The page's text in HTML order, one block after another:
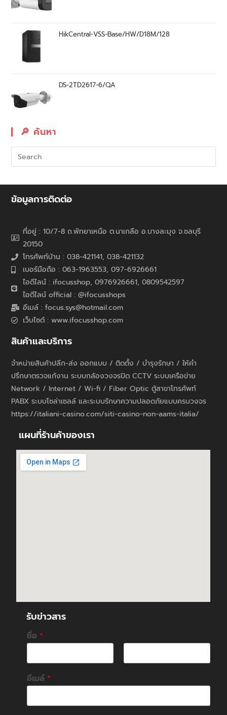
HikCentral-VSS-Base/HW/D18M/128
DS-2TD2617-6/QA
🔎︎ ค้นหา
ข้อมูลการติดต่อ
ที่อยู่ : 10/7-8 ถ.พัทยาเหนือ ต.นาเกลือ อ.บางละมุง จ.ชลบุรี
20150
โทรศัพท์บ้าน : 038-421141, 038-421132
เบอร์มือถือ : 063-1963553, 097-6926661
ไอดีไลน์ : ifocusshop, 0976926661, 0809542597
ไอดีไลน์ official : @ifocusshops
อีเมล์ : focus.sys@hotmail.com
เว็บไซต์ : www.ifocusshop.com
สินค้าและบริการ
จำหน่ายสินค้าปลีก-ส่ง ออกแบบ / ติดตั้ง / บำรุงรักษา / ให้คำ
ปรึกษาตรวจแก้งาน ระบบกล้องวงจรปิด CCTV ระบบเครือข่าย
Network / Internet / Wi-fi / Fiber Optic ตู้สาขาโทรศัพท์
PABX ระบบโซล่าเซลล์ และระบบรักษาความปลอดภัยแบบครบวงจร
https://italiani-casino.com/siti-casino-non-aams-italia/
แผนที่ร้านค้าของเรา
รับข่าวสาร
ชื่อ *
i
rอีเมล์ *